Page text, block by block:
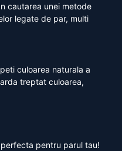
cautarea unei metode
legate de par, multi
culoarea naturala a
treptat culoarea,
pentru parul tau!